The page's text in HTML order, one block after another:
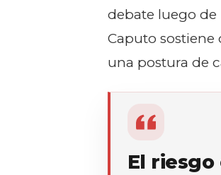
debate luego de
Caputo sostiene
una postura de
El riesgo